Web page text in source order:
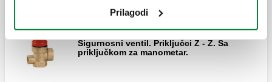
Prilagodi
Sigurnosni ventil. Priključci Ž - Ž. Sa
priključkom za manometar.